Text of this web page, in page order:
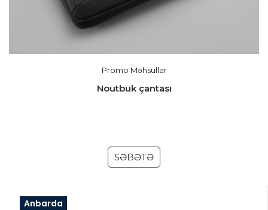
Promo Məhsullar
Noutbuk çantası
SƏBƏTƏ
Anbarda